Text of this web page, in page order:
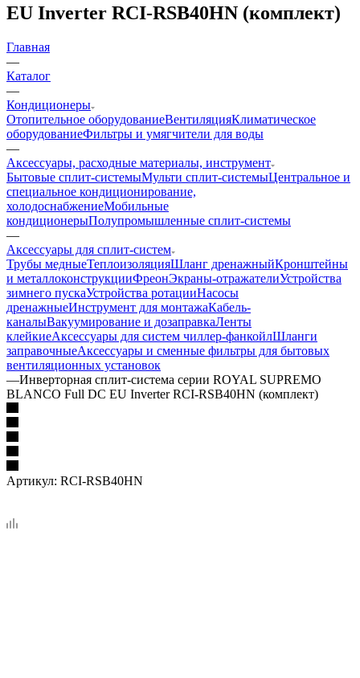
EU Inverter RCI-RSB40HN (комплект)
Главная
—
Каталог
—
Кондиционеры
Отопительное оборудованиеВентиляцияКлиматическое
оборудованиеФильтры и умягчители для воды
—
Аксессуары, расходные материалы, инструмент
Бытовые сплит-системыМульти сплит-системыЦентральное и
специальное кондиционирование,
холодоснабжениеМобильные
кондиционерыПолупромышленные сплит-системы
—
Аксессуары для сплит-систем
Трубы медныеТеплоизоляцияШланг дренажныйКронштейны
и металлоконструкцииФреонЭкраны-отражателиУстройства
зимнего пускаУстройства ротацииНасосы
дренажныеИнструмент для монтажаКабель-
каналыВакуумирование и дозаправкаЛенты
клейкиеАксессуары для систем чиллер-фанкойлШланги
заправочныеАксессуары и сменные фильтры для бытовых
вентиляционных установок
—Инверторная сплит-система серии ROYAL SUPREMO
BLANCO Full DC EU Inverter RCI-RSB40HN (комплект)
Артикул: RCI-RSB40HN